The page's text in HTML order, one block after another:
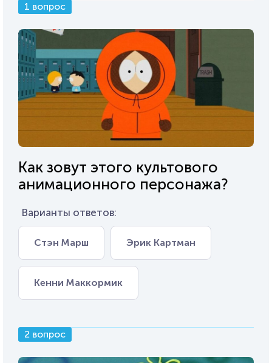
1 вопрос
Как зовут этого культового
анимационного персонажа?
Варианты ответов:
Стэн Марш Эрик Картман
Кенни Маккормик
2 вопрос